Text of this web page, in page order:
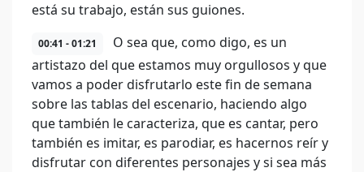
está su trabajo, están sus guiones.
00:41 - 01:21
O sea que, como digo, es un
artistazo del que estamos muy orgullosos y que
vamos a poder disfrutarlo este fin de semana
sobre las tablas del escenario, haciendo algo
que también le caracteriza, que es cantar, pero
también es imitar, es parodiar, es hacernos reír y
disfrutar con diferentes personajes y si sea más